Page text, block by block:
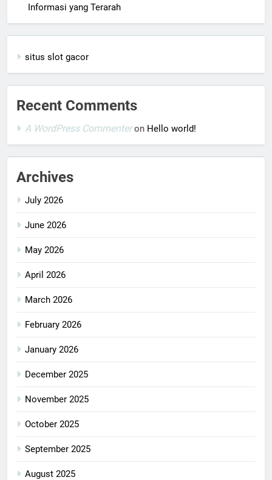
Informasi yang Terarah
situs slot gacor
Recent Comments
A WordPress Commenteron Hello world!
Archives
July 2026
June 2026
May 2026
April 2026
March 2026
February 2026
January 2026
December 2025
November 2025
October 2025
September 2025
August 2025